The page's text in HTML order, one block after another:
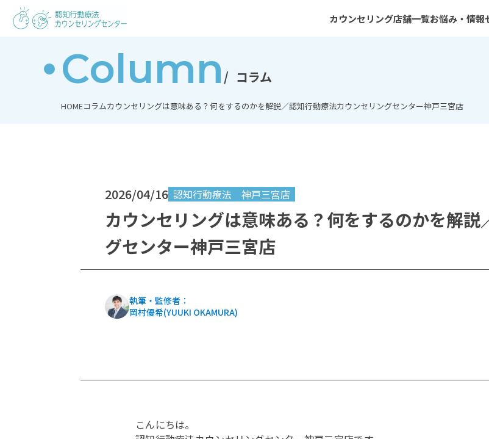
カウンセリング店舗一覧
カウンセリングセンター
お悩み・情報
Column コラム
HOMEコラムカウンセリングは意味ある？何をするのかを解説／認知行動療法カウンセリングセンター神戸三宮店
2026/04/16 認知行動療法 神戸三宮店
カウンセリングは意味ある？何をするのかを解
グセンター神戸三宮店
執筆・監修者：
岡村優希(YUUKI OKAMURA)
こんにちは。